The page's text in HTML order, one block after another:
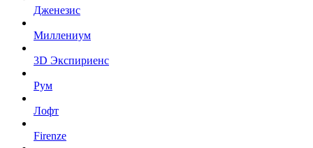
Дженезис
Миллениум
3D Экспириенс
Рум
Лофт
Firenze